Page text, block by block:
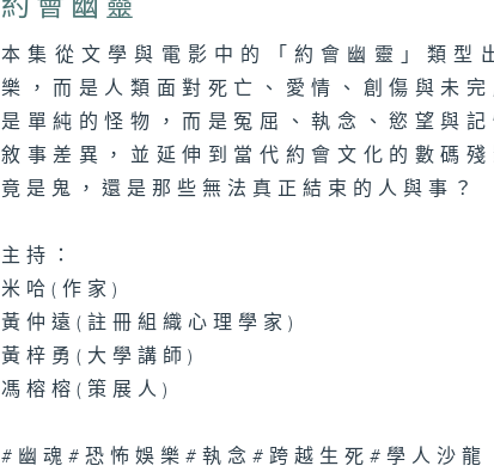
minutes,
secondsVolume
90%
本集從文學與電影中的「約會幽靈」類型
樂，而是人類面對死亡、愛情、創傷與未
是單純的怪物，而是冤屈、執念、慾望與
敘事差異，並延伸到當代約會文化的數碼
竟是鬼，還是那些無法真正結束的人與事？
主持：
米哈(作家)
黃仲遠(註冊組織心理學家)
黃梓勇(大學講師)
馮榕榕(策展人)
#幽魂#恐怖娛樂#執念#跨越生死#學人沙龍